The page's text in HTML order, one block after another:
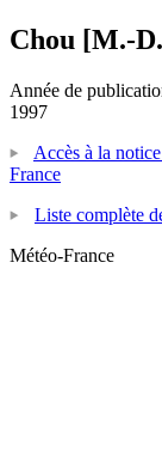
Chou [M.-
Année de
1997
Accès à la
France
Liste complète
Météo-France